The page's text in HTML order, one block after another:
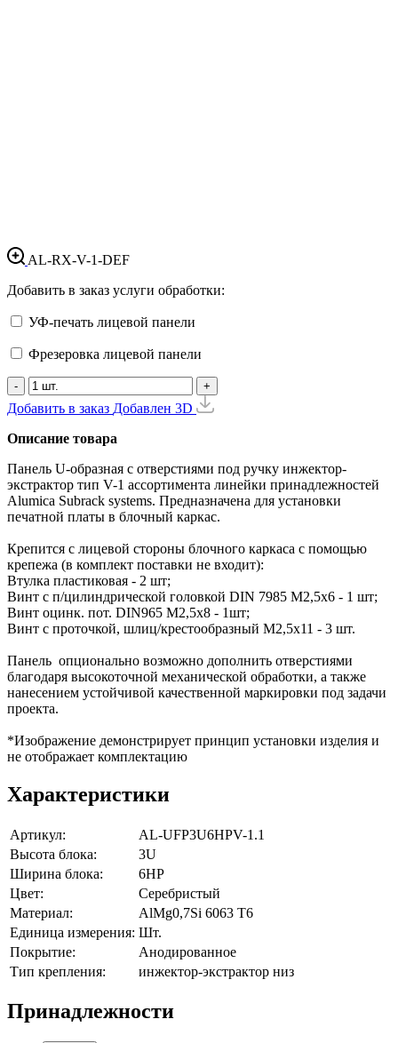
AL-RX-V-1-DEF
Добавить в заказ услуги обработки:
УФ-печать лицевой панели
Фрезеровка лицевой панели
- +
Добавить в заказ Добавлен 3D
Описание товара
Панель U-образная с отверстиями под ручку инжектор-
экстрактор тип V-1 ассортимента линейки принадлежностей
Alumica Subrack systems. Предназначена для установки
печатной платы в блочный каркас.
Крепится с лицевой стороны блочного каркаса с помощью
крепежа (в комплект поставки не входит):
Втулка пластиковая - 2 шт;
Винт с п/цилиндрической головкой DIN 7985 M2,5x6 - 1 шт;
Винт оцинк. пот. DIN965 М2,5х8 - 1шт;
Винт с проточкой, шлиц/крестообразный М2,5х11 - 3 шт.
Панель опционально возможно дополнить отверстиями
благодаря высокоточной механической обработки, а также
нанесением устойчивой качественной маркировки под задачи
проекта.
*Изображение демонстрирует принцип установки изделия и
не отображает комплектацию
Характеристики
Артикул:
AL-UFP3U6HPV-1.1
Высота блока:
3U
Ширина блока:
6HP
Цвет:
Серебристый
Материал:
AlMg0,7Si 6063 Т6
Единица измерения: Шт.
Покрытие:
Анодированное
Тип крепления:
инжектор-экстрактор низ
Принадлежности